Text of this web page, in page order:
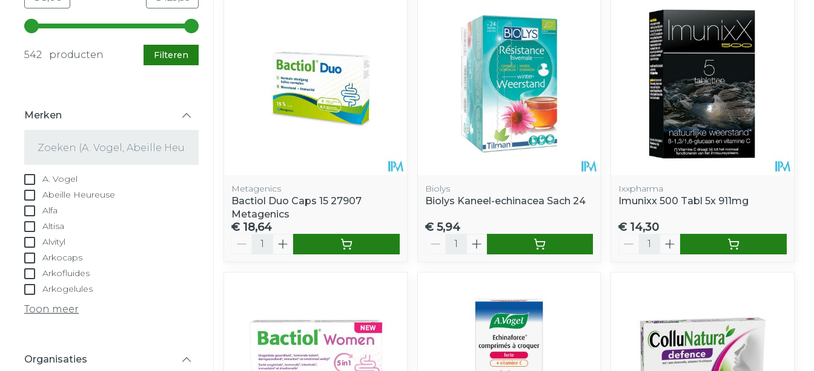
Gebruik de pijltjestoetsen links en rechts om de minimale en maximale prijswaarden aan te passen.
542 producten Filteren
Merken
A. Vogel
Abeille Heureuse
Alfa
Altisa
Alvityl
Arkocaps
Arkofluides
Arkogelules
Toon meer
Organisaties
Metagenics
Bactiol Duo Caps 15 27907
Metagenics
€ 18,64
Aantal
Biolys
Biolys Kaneel-echinacea Sach 24
€ 5,94
Aantal
Ixxpharma
Imunixx 500 Tabl 5x 911mg
€ 14,30
Aantal